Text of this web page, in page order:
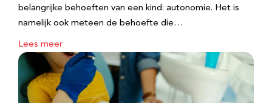
belangrijke behoeften van een kind: autonomie. Het is
namelijk ook meteen de behoefte die…
Lees meer